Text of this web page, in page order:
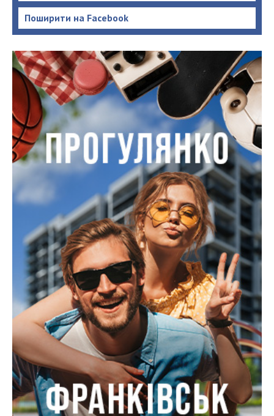
Поширити на Facebook